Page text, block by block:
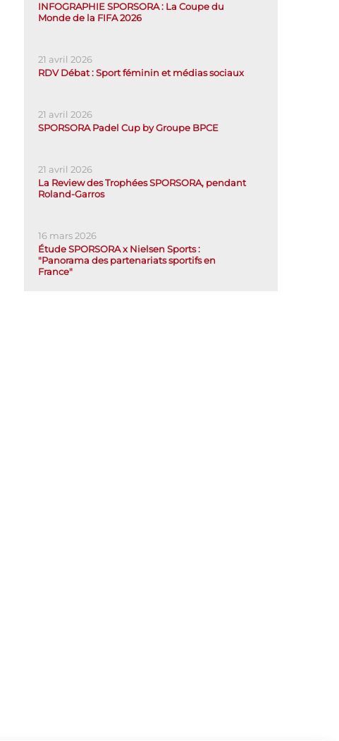
INFOGRAPHIE SPORSORA : La Coupe du
Monde de la FIFA 2026
21 avril 2026
RDV Débat : Sport féminin et médias sociaux
21 avril 2026
SPORSORA Padel Cup by Groupe BPCE
21 avril 2026
La Review des Trophées SPORSORA, pendant
Roland-Garros
16 mars 2026
Étude SPORSORA x Nielsen Sports :
"Panorama des partenariats sportifs en
France"